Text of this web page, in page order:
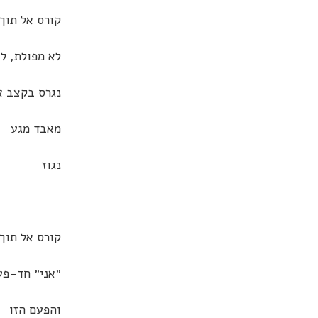
קורס אל
לא מפולת,
נגרס בקצב
מאבד מגע
נגוז
קורס אל
״אני״ חד-
והפעם הזו